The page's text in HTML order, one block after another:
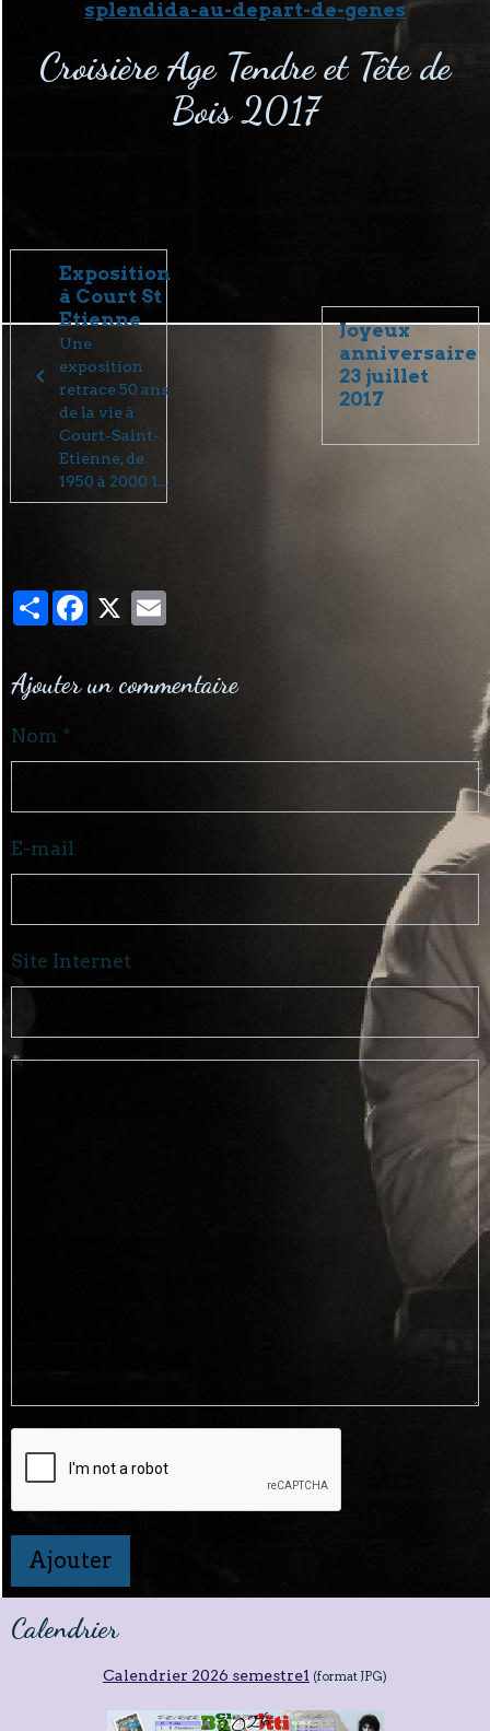
splendida-au-depart-de-genes
Croisière Age Tendre et Tête de
Bois 2017
Exposition
à Court St
Etienne
Une
exposition
retrace 50 ans
de la vie à
Court-Saint-
Etienne, de
1950 à 2000 1...
Joyeux
anniversaire
23 juillet
2017
PartagerFacebook
X
Ajouter un commentaire
Nom
E-mail
Site Internet
Ajouter
Calendrier
Calendrier 2026 semestre1 (format JPG)